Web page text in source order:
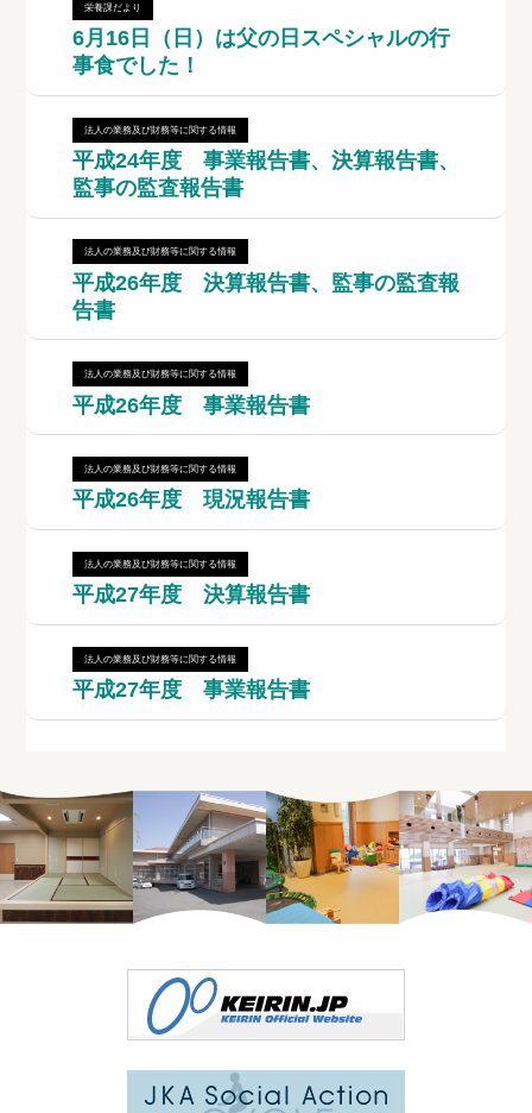
栄養課だより
6月16日（日）は父の日スペシャルの行
事食でした！
法人の業務及び財務等に関する情報
平成24年度 事業報告書、決算報告書、
監事の監査報告書
法人の業務及び財務等に関する情報
平成26年度 決算報告書、監事の監査報
告書
法人の業務及び財務等に関する情報
平成26年度 事業報告書
法人の業務及び財務等に関する情報
平成26年度 現況報告書
法人の業務及び財務等に関する情報
平成27年度 決算報告書
法人の業務及び財務等に関する情報
平成27年度 事業報告書